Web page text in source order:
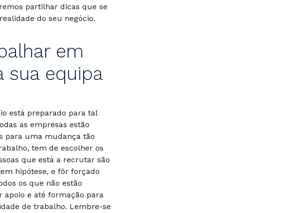
partilhar dicas que se
do seu negócio.
em
sua equipa
está preparado para tal
as empresas estão
para uma mudança tão
tem de escolher os
que está a recrutar são
hipótese, e fôr forçado
os que não estão
apoio e até formação para
de trabalho. Lembre-se